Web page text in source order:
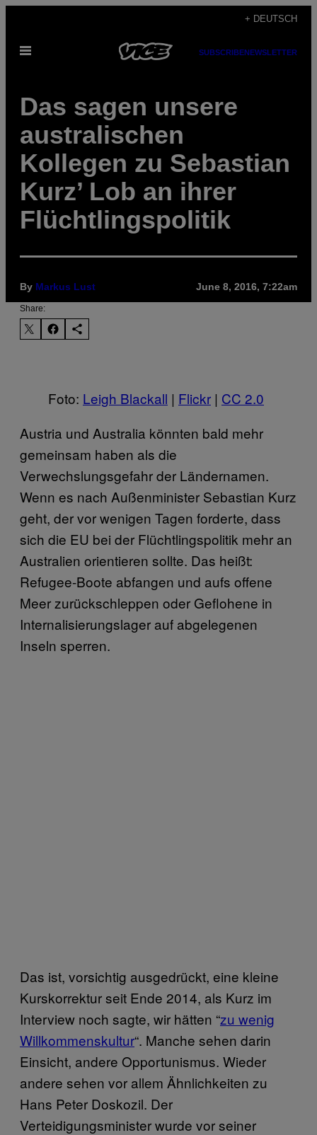
content
+ DEUTSCH
Open
SUBSCRIBENEWSLETTER
Das sagen unsere
australischen
Kollegen zu Sebastian
Kurz’ Lob an ihrer
Flüchtlingspolitik
By Markus Lust June 8, 2016, 7:22am
Share:
Foto: Leigh Blackall | Flickr | CC 2.0
Austria und Australia könnten bald mehr
gemeinsam haben als die
Verwechslungsgefahr der Ländernamen.
Wenn es nach Außenminister Sebastian Kurz
geht, der vor wenigen Tagen forderte, dass
sich die EU bei der Flüchtlingspolitik mehr an
Australien orientieren sollte. Das heißt:
Refugee-Boote abfangen und aufs offene
Meer zurückschleppen oder Geflohene in
Internalisierungslager auf abgelegenen
Inseln sperren.
Das ist, vorsichtig ausgedrückt, eine kleine
Kurskorrektur seit Ende 2014, als Kurz im
Interview noch sagte, wir hätten “zu wenig
Willkommenskultur“. Manche sehen darin
Einsicht, andere Opportunismus. Wieder
andere sehen vor allem Ähnlichkeiten zu
Hans Peter Doskozil. Der
Verteidigungsminister wurde vor seiner